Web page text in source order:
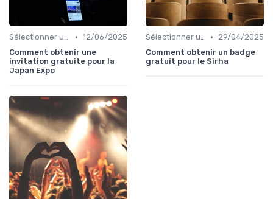
Sélectionner un Événement à Visiter • 12/06/2025
Comment obtenir une
invitation gratuite pour la
Japan Expo
Sélectionner un Événement à Visiter •
29/04/2025
Comment obtenir un badge
gratuit pour le Sirha